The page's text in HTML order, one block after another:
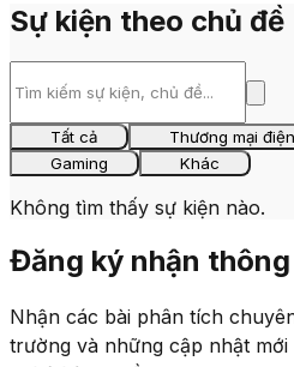
Sự kiện theo chủ đề
Tất cả Thương mại
Gaming
Khác
Không tìm thấy sự kiện nào.
Đăng ký nhận
Nhận các bài phân tích
trường và những cập nhật